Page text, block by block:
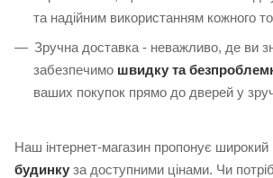
та надійним використанням кожного
Зручна доставка - неважливо, де ви
забезпечимо швидку та
ваших покупок прямо до дверей у
Наш інтернет-магазин пропонує широкий
будинку за доступними цінами. Чи